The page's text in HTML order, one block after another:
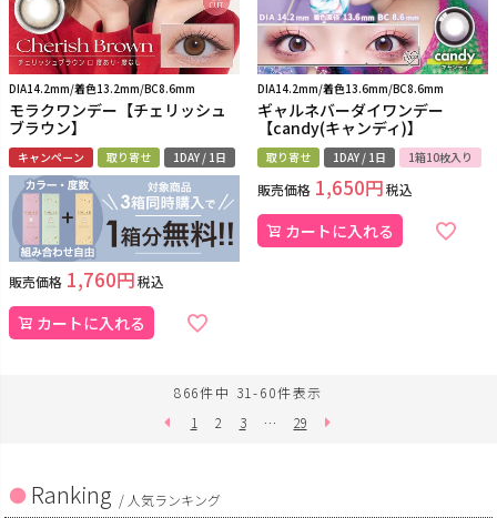
DIA14.2mm/着色13.2mm/BC8.6mm
モラクワンデー【チェリッシュ
ブラウン】
キャンペーン 取り寄せ 1DAY / 1日
販売価格 1,760 税込
カートに入れる
DIA14.2mm/着色13.6mm/BC8.6mm
ギャルネバーダイワンデー
【candy(キャンディ)】
取り寄せ 1DAY / 1日 1箱10枚入り
販売価格 1,650 税込
カートに入れる
866件中 31-60件表示
1
2 3 … 29
Ranking / 人気ランキング